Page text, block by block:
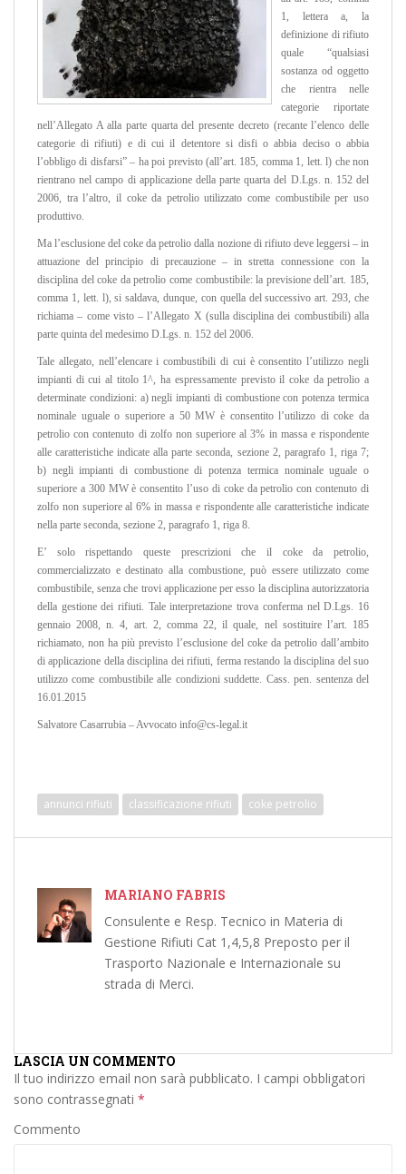
1, lettera a, la
definizione di rifiuto
quale “qualsiasi
sostanza od oggetto
che rientra nelle
categorie riportate
nell’Allegato A alla parte quarta del presente decreto (recante l’elenco delle
categorie di rifiuti) e di cui il detentore si disfi o abbia deciso o abbia
l’obbligo di disfarsi” – ha poi previsto (all’art. 185, comma 1, lett. l) che non
rientrano nel campo di applicazione della parte quarta del D.Lgs. n. 152 del
2006, tra l’altro, il coke da petrolio utilizzato come combustibile per uso
produttivo.
Ma l’esclusione del coke da petrolio dalla nozione di rifiuto deve leggersi – in
attuazione del principio di precauzione – in stretta connessione con la
disciplina del coke da petrolio come combustibile: la previsione dell’art. 185,
comma 1, lett. l), si saldava, dunque, con quella del successivo art. 293, che
richiama – come visto – l’Allegato X (sulla disciplina dei combustibili) alla
parte quinta del medesimo D.Lgs. n. 152 del 2006.
Tale allegato, nell’elencare i combustibili di cui è consentito l’utilizzo negli
impianti di cui al titolo 1^, ha espressamente previsto il coke da petrolio a
determinate condizioni: a) negli impianti di combustione con potenza termica
nominale uguale o superiore a 50 MW è consentito l’utilizzo di coke da
petrolio con contenuto di zolfo non superiore al 3% in massa e rispondente
alle caratteristiche indicate alla parte seconda, sezione 2, paragrafo 1, riga 7;
b) negli impianti di combustione di potenza termica nominale uguale o
superiore a 300 MW è consentito l’uso di coke da petrolio con contenuto di
zolfo non superiore al 6% in massa e rispondente alle caratteristiche indicate
nella parte seconda, sezione 2, paragrafo 1, riga 8.
E’ solo rispettando queste prescrizioni che il coke da petrolio,
commercializzato e destinato alla combustione, può essere utilizzato come
combustibile, senza che trovi applicazione per esso la disciplina autorizzatoria
della gestione dei rifiuti. Tale interpretazione trova conferma nel D.Lgs. 16
gennaio 2008, n. 4, art. 2, comma 22, il quale, nel sostituire l’art. 185
richiamato, non ha più previsto l’esclusione del coke da petrolio dall’ambito
di applicazione della disciplina dei rifiuti, ferma restando la disciplina del suo
utilizzo come combustibile alle condizioni suddette. Cass. pen. sentenza del
16.01.2015
Salvatore Casarrubia – Avvocato info@cs-legal.it
annunci rifiuti classificazione rifiuti coke petrolio
MARIANO FABRIS
Consulente e Resp. Tecnico in Materia di
Gestione Rifiuti Cat 1,4,5,8 Preposto per il
Trasporto Nazionale e Internazionale su
strada di Merci.
LASCIA UN COMMENTO
Il tuo indirizzo email non sarà pubblicato. I campi obbligatori
sono contrassegnati *
Commento